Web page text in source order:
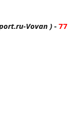
Vovan )- 77